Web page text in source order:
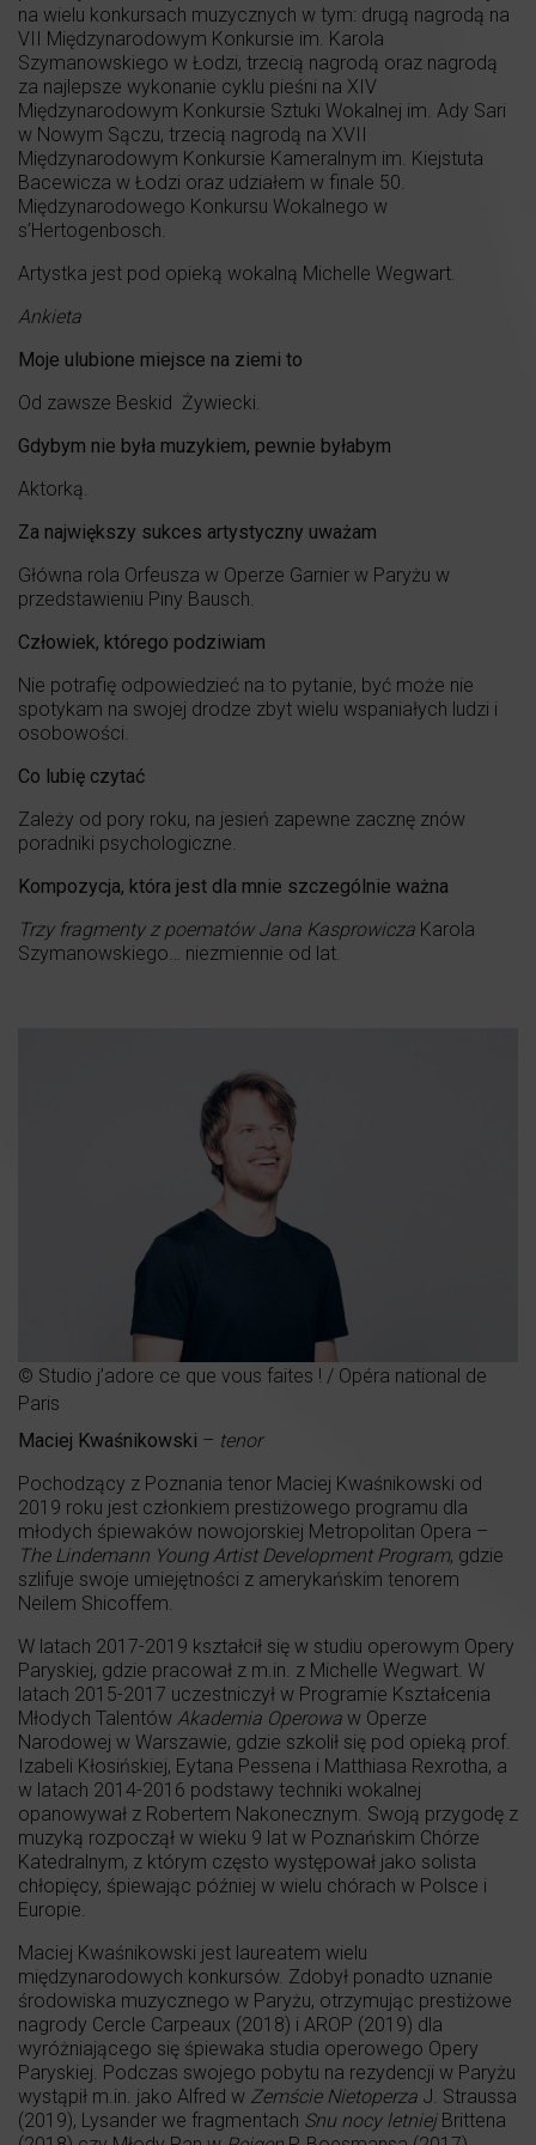
na wielu konkursach muzycznych w tym: drugą nagrodą na
VII Międzynarodowym Konkursie im. Karola
Szymanowskiego w Łodzi, trzecią nagrodą oraz nagrodą
za najlepsze wykonanie cyklu pieśni na XIV
Międzynarodowym Konkursie Sztuki Wokalnej im. Ady Sari
w Nowym Sączu, trzecią nagrodą na XVII
Międzynarodowym Konkursie Kameralnym im. Kiejstuta
Bacewicza w Łodzi oraz udziałem w finale 50.
Międzynarodowego Konkursu Wokalnego w
s’Hertogenbosch.
Artystka jest pod opieką wokalną Michelle Wegwart.
Ankieta
Moje ulubione miejsce na ziemi to
Od zawsze Beskid Żywiecki.
Gdybym nie była muzykiem, pewnie byłabym
Aktorką.
Za największy sukces artystyczny uważam
Główna rola Orfeusza w Operze Garnier w Paryżu w
przedstawieniu Piny Bausch.
Człowiek, którego podziwiam
Nie potrafię odpowiedzieć na to pytanie, być może nie
spotykam na swojej drodze zbyt wielu wspaniałych ludzi i
osobowości.
Co lubię czytać
Zależy od pory roku, na jesień zapewne zacznę znów
poradniki psychologiczne.
Kompozycja, która jest dla mnie szczególnie ważna
Trzy fragmenty z poematów Jana Kasprowicza Karola
Szymanowskiego… niezmiennie od lat.
© Studio j’adore ce que vous faites ! / Opéra national de
Paris
Maciej Kwaśnikowski – tenor
Pochodzący z Poznania tenor Maciej Kwaśnikowski od
2019 roku jest członkiem prestiżowego programu dla
młodych śpiewaków nowojorskiej Metropolitan Opera –
The Lindemann Young Artist Development Program, gdzie
szlifuje swoje umiejętności z amerykańskim tenorem
Neilem Shicoffem.
W latach 2017-2019 kształcił się w studiu operowym Opery
Paryskiej, gdzie pracował z m.in. z Michelle Wegwart. W
latach 2015-2017 uczestniczył w Programie Kształcenia
Młodych Talentów Akademia Operowa w Operze
Narodowej w Warszawie, gdzie szkolił się pod opieką prof.
Izabeli Kłosińskiej, Eytana Pessena i Matthiasa Rexrotha, a
w latach 2014-2016 podstawy techniki wokalnej
opanowywał z Robertem Nakonecznym. Swoją przygodę z
muzyką rozpoczął w wieku 9 lat w Poznańskim Chórze
Katedralnym, z którym często występował jako solista
chłopięcy, śpiewając później w wielu chórach w Polsce i
Europie.
Maciej Kwaśnikowski jest laureatem wielu
międzynarodowych konkursów. Zdobył ponadto uznanie
środowiska muzycznego w Paryżu, otrzymując prestiżowe
nagrody Cercle Carpeaux (2018) i AROP (2019) dla
wyróżniającego się śpiewaka studia operowego Opery
Paryskiej. Podczas swojego pobytu na rezydencji w Paryżu
wystąpił m.in. jako Alfred w Zemście Nietoperza J. Straussa
(2019), Lysander we fragmentach Snu nocy letniejBrittena